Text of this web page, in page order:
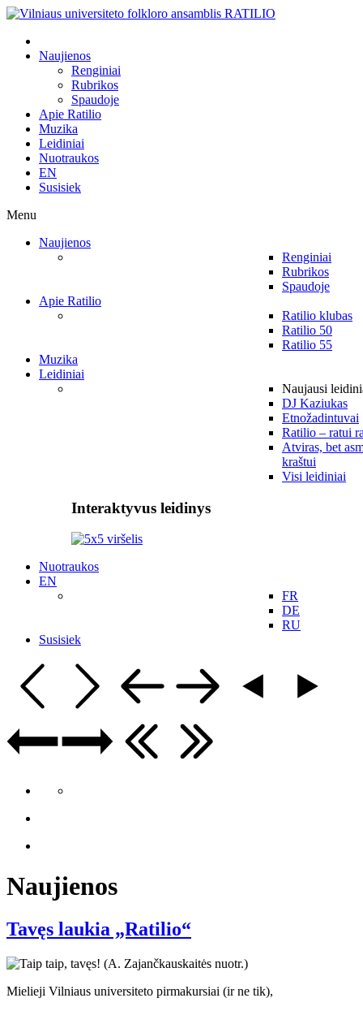
Naujienos
Renginiai
Rubrikos
Spaudoje
Apie Ratilio
Muzika
Leidiniai
Nuotraukos
EN
Susisiek
Menu
Naujienos
Renginiai
Rubrikos
Spaudoje
Apie Ratilio
Ratilio klubas
Ratilio 50
Ratilio 55
Muzika
Leidiniai
Naujausi
DJ Kaziukas
Etnožadintuvai
Ratilio – ratui
Atviras, bet
kraštui
Visi leidiniai
Interaktyvus leidinys
Nuotraukos
EN
FR
DE
RU
Susisiek
Naujienos
Tavęs laukia „Ratilio“
Mielieji Vilniaus universiteto pirmakursiai (ir ne tik),